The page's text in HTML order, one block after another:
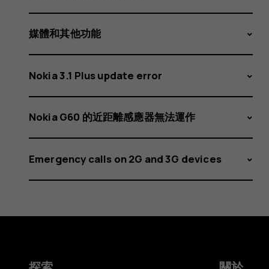
式？
媒體和其他功能
Nokia 3.1 Plus update error
Nokia G60 的近距離感應器無法運作
Emergency calls on 2G and 3G devices